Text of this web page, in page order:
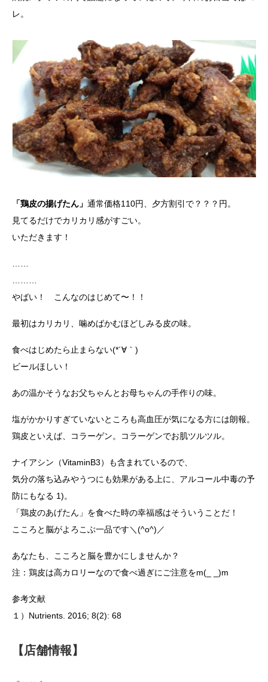
レ。
「鶏皮の揚げたん」 通常価格110円、夕方割引で？？？円。
見てるだけでカリカリ感がすごい。
いただきます！
やばい！ こんなのはじめて〜！！
最初はカリカリ、噛めばかむほどしみる皮の味。
食べはじめたら止まらない(*´∀｀)
ビールほしい！
あの温かそうなお父ちゃんとお母ちゃんの手作りの味。
塩がかかりすぎていないところも高血圧が気になる方には朗報。
鶏皮といえば、コラーゲン。コラーゲンでお肌ツルツル。
ナイアシン（VitaminB3）も含まれているので、
気分の落ち込みやうつにも効果がある上に、アルコール中毒の予
防にもなる 1)。
「鶏皮のあげたん」を食べた時の幸福感はそういうことだ！
こころと脳がよろこぶ一品です＼(^o^)／
あなたも、こころと脳を豊かにしませんか？
注：鶏皮は高カロリーなので食べ過ぎにご注意をm(_ _)m
参考文献
１）Nutrients. 2016; 8(2): 68
【店舗情報】